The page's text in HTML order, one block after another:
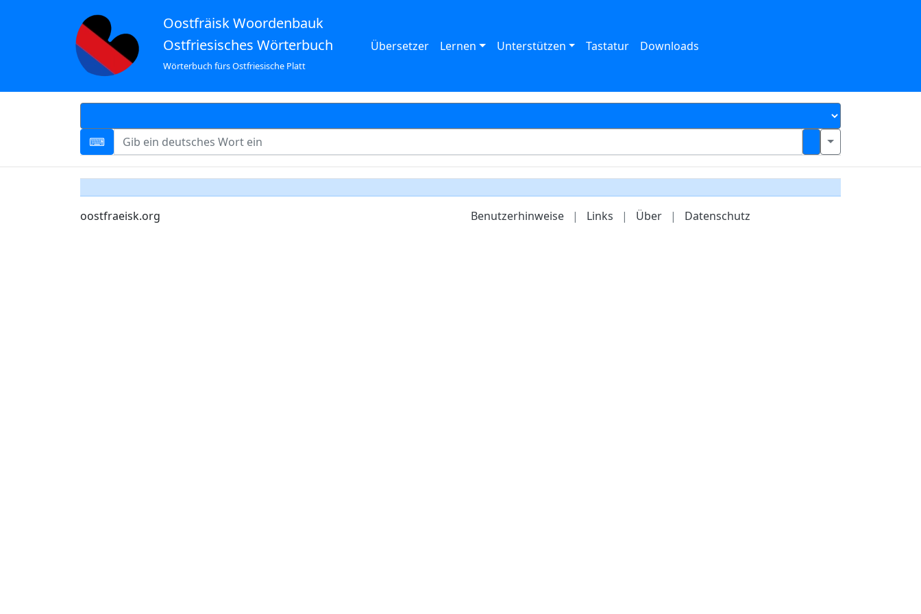
Oostfräisk Woordenbauk
Ostfriesisches Wörterbuch
Wörterbuch fürs Ostfriesische Platt
Übersetzer Lernen Unterstützen Tastatur Downloads
oostfraeisk.org Benutzerhinweise | Links | Über | Datenschutz